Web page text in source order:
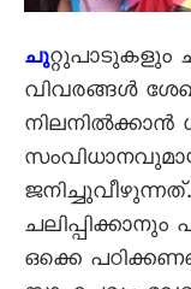
ചു
വിവരങ്ങൾ
നിലനിൽക്കാൻ
ഒക്കെ